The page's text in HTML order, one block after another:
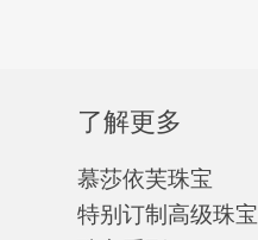
了解更多
慕莎依芙珠宝
特别订制高级珠宝